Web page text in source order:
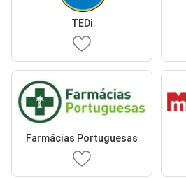
TEDi
Farmácias Portuguesas